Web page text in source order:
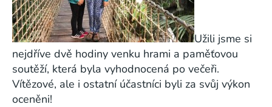
Užili jsme si
nejdříve dvě hodiny venku hrami a paměťovou
soutěží, která byla vyhodnocená po večeři.
Vítězové, ale i ostatní účastníci byli za svůj výkon
oceněni!